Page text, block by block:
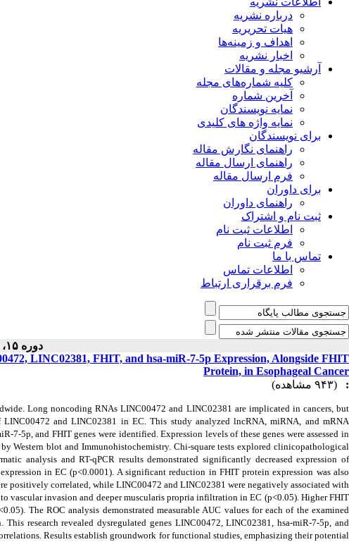
درباره نشریه
هیات تحریریه
اهداف و زمینه‌ها
اخبار نشریه
آرشیو مجله و مقالات
کلیه شماره‌های مجله
آخرین شماره
نمایه نویسندگان
نمایه واژه های کلیدی
برای نویسندگان
راهنمای نگارش مقاله
راهنمای ارسال مقاله
فرم ارسال مقاله
برای داوران
راهنمای داوران
ثبت نام و اشتراک
اطلاعات ثبت نام
فرم ثبت نام
تماس با ما
اطلاعات تماس
فرم برقراری ارتباط
دوره ۱۵، شماره ۱ - ( ۱۲-۱۴۰۴ )
LINC02381, FHIT, and hsa-miR-7-5p Expression, Alongside FHIT
Protein, in Esophageal Cancer
:
(۹۴۳ مشاهده)
Long noncoding RNAs LINC00472 and LINC02381 are implicated in cancers, but
and LINC02381 in EC. This study analyzed lncRNA, miRNA, and mRNA
7-5p, and FHITgenes were identified. Expression levels of these genes were assessed in
Western blot and Immunohistochemistry. Chi-square tests explored clinicopathological
analysis and RT-qPCR results demonstrated significantly decreased expression of
in EC (p<0.0001). A significant reduction in FHIT protein expression was also
positively correlated, while LINC00472 and LINC02381 were negatively associated with
vascular invasion and deeper muscularis propria infiltration in EC (p<0.05). Higher FHIT
The ROC analysis demonstrated measurable AUC values for each of the examined
research revealed dysregulated genes LINC00472, LINC02381, hsa-miR-7-5p, and
Results establish groundwork for functional studies, emphasizing their potential